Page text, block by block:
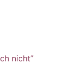
nicht”